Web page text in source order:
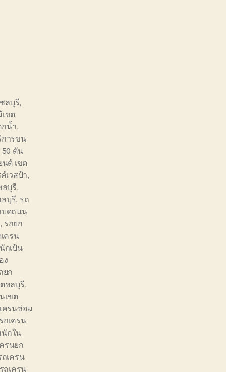
ลบุรี,
ขต
กน้ำ,
ารขน
ตัน
นต์ เขต
เวสป้า,
ลบุรี,
บุรี, รถ
บดถนน
, รถยก
ครน
กเป้น
ง
ยก
ชลบุรี,
เขต
ครนซ่อม
รถเครน
นักใน
รนยก
ถเครน
รถเครน